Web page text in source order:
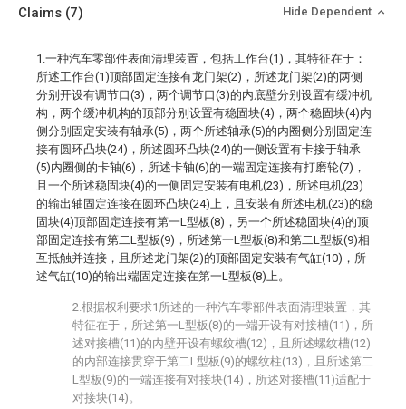
Claims (7) Hide Dependent
1.一种汽车零部件表面清理装置，包括工作台(1)，其特征在于：
所述工作台(1)顶部固定连接有龙门架(2)，所述龙门架(2)的两侧
分别开设有调节口(3)，两个调节口(3)的内底壁分别设置有缓冲机
构，两个缓冲机构的顶部分别设置有稳固块(4)，两个稳固块(4)内
侧分别固定安装有轴承(5)，两个所述轴承(5)的内圈侧分别固定连
接有圆环凸块(24)，所述圆环凸块(24)的一侧设置有卡接于轴承
(5)内圈侧的卡轴(6)，所述卡轴(6)的一端固定连接有打磨轮(7)，
且一个所述稳固块(4)的一侧固定安装有电机(23)，所述电机(23)
的输出轴固定连接在圆环凸块(24)上，且安装有所述电机(23)的稳
固块(4)顶部固定连接有第一L型板(8)，另一个所述稳固块(4)的顶
部固定连接有第二L型板(9)，所述第一L型板(8)和第二L型板(9)相
互抵触并连接，且所述龙门架(2)的顶部固定安装有气缸(10)，所
述气缸(10)的输出端固定连接在第一L型板(8)上。
2.根据权利要求1所述的一种汽车零部件表面清理装置，其
特征在于，所述第一L型板(8)的一端开设有对接槽(11)，所
述对接槽(11)的内壁开设有螺纹槽(12)，且所述螺纹槽(12)
的内部连接贯穿于第二L型板(9)的螺纹柱(13)，且所述第二
L型板(9)的一端连接有对接块(14)，所述对接槽(11)适配于
对接块(14)。